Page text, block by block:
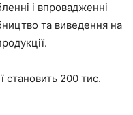
і впровадженні
та виведення на
становить 200 тис.